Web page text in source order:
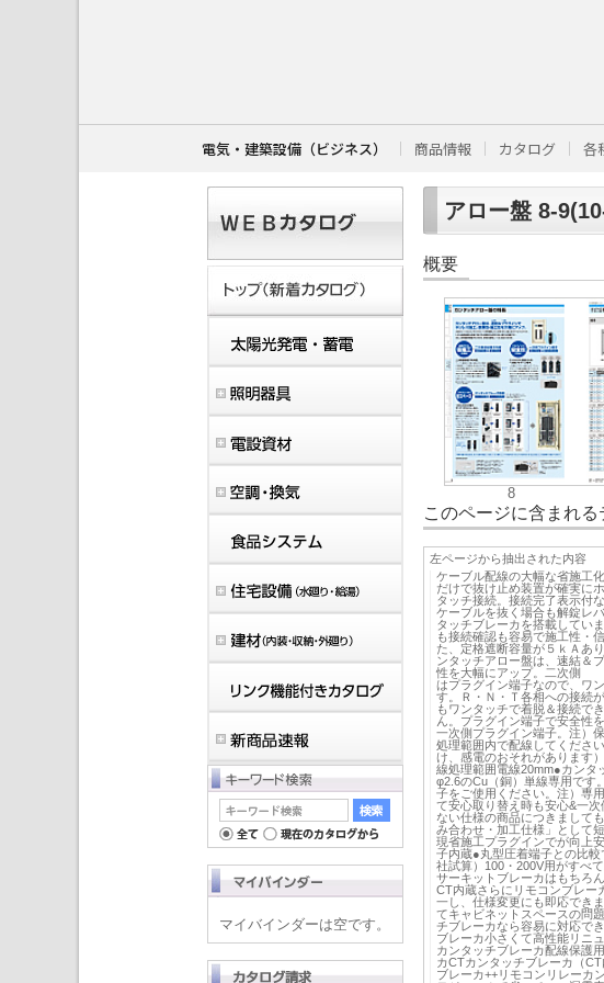
電気・建築設備（ビジネス） 商品情報 カタログ 各
アロー盤 8-
概要
8
このページに含まれ
左ページから抽出された内容
ケーブル配線の大幅な省施工
だけで抜け止め装置が確実に
タッチ接続。接続完了表示付
ケーブルを抜く場合も解錠レ
タッチブレーカを搭載してい
も接続確認も容易で施工性・
た、定格遮断容量が５ｋＡあ
ンタッチアロー盤は、速結＆
性を大幅にアップ。二次側
はプラグイン端子なので、ワ
す。Ｒ・Ｎ・Ｔ各相への接続
もワンタッチで着脱＆接続で
ん。プラグイン端子で安全性
一次側プラグイン端子。注）
処理範囲内で配線してくだ
け、感電のおそれがあります
線処理範囲電線20mm●カンタ
φ2.6のCu（銅）単線専用です
子をご使用ください。注）専
て安心取り替え時も安心&一
ない仕様の商品につきまして
み合わせ・加工仕様」として
現省施工プラグインでが向上
子内蔵●丸型圧着端子との比
社試算）100・200V用がすべ
サーキットブレーカはもちろ
CT内蔵さらにリモコンブレー
一し、仕様変更にも即応でき
てキャビネットスペースの問
チブレーカなら容易に対応で
ブレーカ小さくて高性能リニ
カンタッチブレーカ配線保護
カCTカンタッチブレーカ（
ブレーカ++リモコンリレーカ
マイバインダーは空です。